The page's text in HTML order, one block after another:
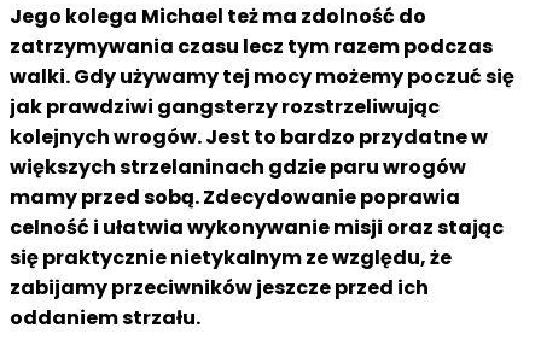
Jego kolega Michael też ma zdolność do
zatrzymywania czasu lecz tym razem podczas
walki. Gdy używamy tej mocy możemy poczuć się
jak prawdziwi gangsterzy rozstrzeliwując
kolejnych wrogów. Jest to bardzo przydatne w
większych strzelaninach gdzie paru wrogów
mamy przed sobą. Zdecydowanie poprawia
celność i ułatwia wykonywanie misji oraz stając
się praktycznie nietykalnym ze względu, że
zabijamy przeciwników jeszcze przed ich
oddaniem strzału.